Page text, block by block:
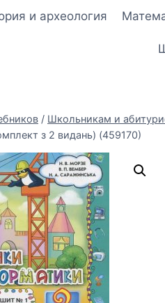
и археология
/ Школьникам и
з 2 видань) (459170)